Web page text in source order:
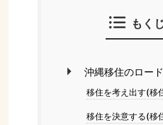
もく
沖縄移住のロー
移住を考え出す(移
移住を決意する(移